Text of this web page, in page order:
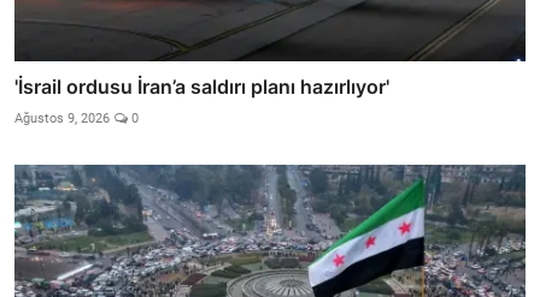
'İsrail ordusu İran’a saldırı planı hazırlıyor'
Ağustos 9, 2026 0